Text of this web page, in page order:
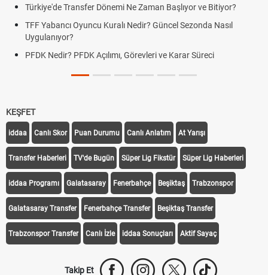
Türkiye'de Transfer Dönemi Ne Zaman Başlıyor ve Bitiyor?
TFF Yabancı Oyuncu Kuralı Nedir? Güncel Sezonda Nasıl
Uygulanıyor?
PFDK Nedir? PFDK Açılımı, Görevleri ve Karar Süreci
KEŞFET
iddaa Canlı Skor Puan Durumu Canlı Anlatım At Yarışı
Transfer Haberleri TV'de Bugün Süper Lig Fikstür Süper Lig Haberleri
iddaa Programı Galatasaray Fenerbahçe Beşiktaş Trabzonspor
Galatasaray Transfer Fenerbahçe Transfer Beşiktaş Transfer
Trabzonspor Transfer Canlı İzle iddaa Sonuçları Aktif Sayaç
Takip Et